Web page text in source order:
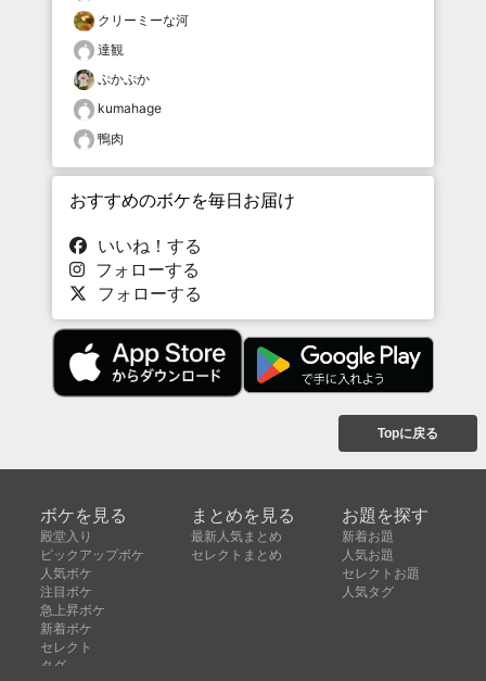
クリーミーな河
達観
ぷかぷか
kumahage
鴨肉
おすすめのボケを毎日お届け
いいね！する
フォローする
フォローする
Topに戻る
ボケを見る
殿堂入り
ピックアップボケ
人気ボケ
注目ボケ
急上昇ボケ
新着ボケ
セレクト
タグ
まとめを見る
最新人気まとめ
セレクトまとめ
お題を探す
新着お題
人気お題
セレクトお題
人気タグ